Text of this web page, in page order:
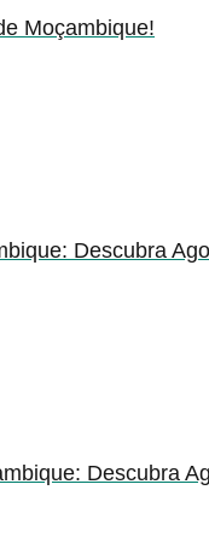
Moçambique!
Descubra
Descubra